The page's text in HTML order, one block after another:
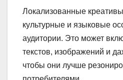
Локализованные
культурные и языковые
аудитории. Это может
текстов, изображений и
чтобы они лучше